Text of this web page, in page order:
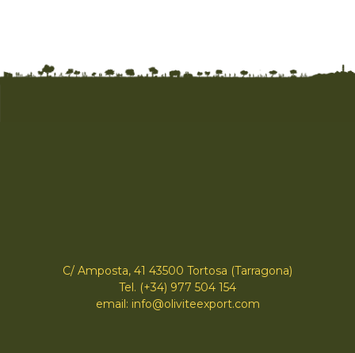
C/ Amposta, 41 43500 Tortosa (Tarragona)
Tel. (+34) 977 504 154
email: info@oliviteexport.com